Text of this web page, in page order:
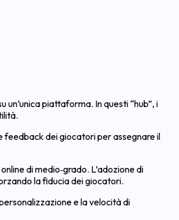
piattaforma. In questi “hub”, i
feedback dei giocatori per assegnare il
di medio‑grado. L’adozione di
la fiducia dei giocatori.
e la velocità di